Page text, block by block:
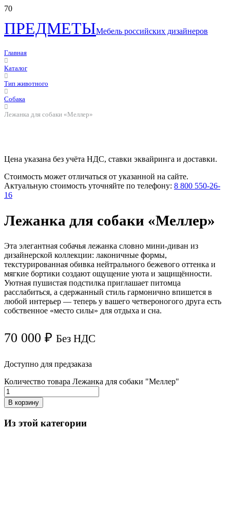
ПРЕДМЕТЫМебель российских дизайнеров
Главная
Каталог
Тип животного
Собака
Лежанка для собаки «Меллер»
Цена указана без учёта НДС, ставки эквайринга и доставки.
Стоимость может отличаться от указанной на сайте.
Актуальную стоимость уточняйте по телефону: 8 800 550-26-
16
Лежанка для собаки «Меллер»
Эта элегантная собачья лежанка словно мини-диван из
дизайнерской коллекции: лаконичные формы,
текстурированная обивка нейтрального бежевого оттенка и
мягкие бортики создают ощущение уюта и защищённости.
Уютная пушистая подстилка приглашает питомца
расслабиться, а сдержанный стиль гармонично впишется в
любой интерьер — теперь у вашего четвероногого друга есть
собственное «место силы» для отдыха и сна.
70 000 ₽ Без НДС
Доступно для предзаказа
Количество товара Лежанка для собаки "Меллер"
В корзину
Из этой категории